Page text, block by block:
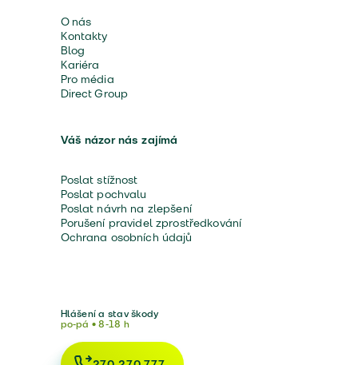
O nás
Kontakty
Blog
Kariéra
Pro média
Direct Group
Váš názor nás zajímá
Poslat stížnost
Poslat pochvalu
Poslat návrh na zlepšení
Porušení pravidel zprostředkování
Ochrana osobních údajů
Hlášení a stav škody
po-pá • 8-18 h